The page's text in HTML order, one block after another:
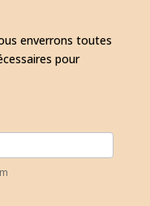
enverrons toutes
pour